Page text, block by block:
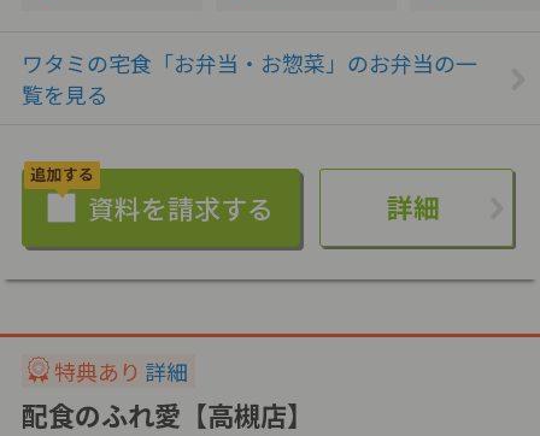
ワタミの宅食「お弁当・お惣菜」のお弁当の一
覧を見る
詳細
特典あり 詳細
配食のふれ愛【高槻店】